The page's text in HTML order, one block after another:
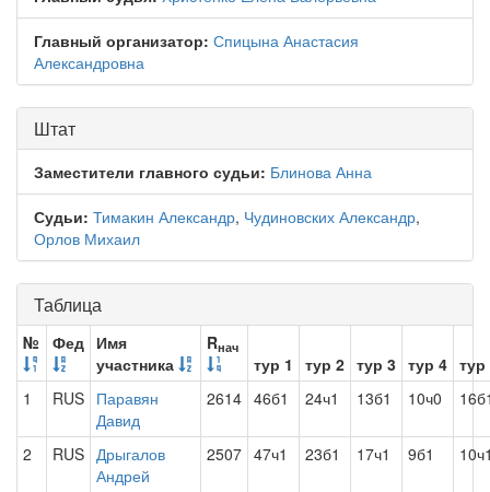
Главный организатор: Спицына Анастасия
Александровна
Штат
Заместители главного судьи: Блинова Анна
Судьи: Тимакин Александр, Чудиновских Александр,
Орлов Михаил
Таблица
№ Фед Имя
участника
Rнач
тур 1 тур 2 тур 3 тур 4 тур
1
RUS Паравян
Давид
2614 46б1 24ч1 13б1 10ч0
2 RUS Дрыгалов
Андрей
2507 47ч1 23б1 17ч1 9б1